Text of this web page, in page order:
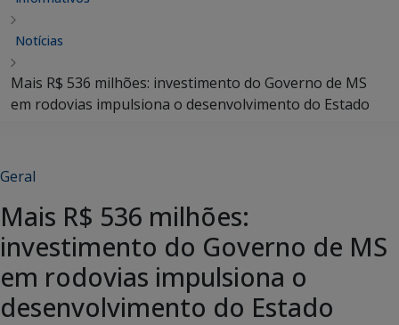
Notícias
Mais R$ 536 milhões: investimento do Governo de MS
em rodovias impulsiona o desenvolvimento do Estado
Geral
Mais R$ 536 milhões:
investimento do Governo de MS
em rodovias impulsiona o
desenvolvimento do Estado